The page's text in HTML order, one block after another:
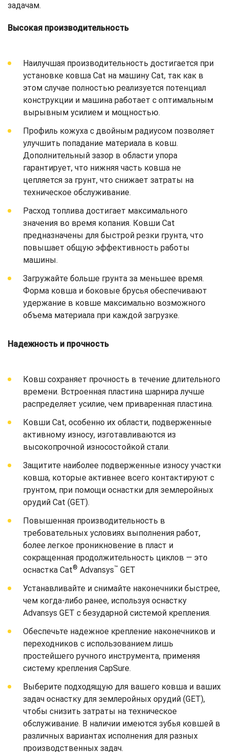
задачам.
Высокая производительность
Наилучшая производительность достигается при
установке ковша Cat на машину Cat, так как в
этом случае полностью реализуется потенциал
конструкции и машина работает с оптимальным
вырывным усилием и мощностью.
Профиль кожуха с двойным радиусом позволяет
улучшить попадание материала в ковш.
Дополнительный зазор в области упора
гарантирует, что нижняя часть ковша не
цепляется за грунт, что снижает затраты на
техническое обслуживание.
Расход топлива достигает максимального
значения во время копания. Ковши Cat
предназначены для быстрой резки грунта, что
повышает общую эффективность работы
машины.
Загружайте больше грунта за меньшее время.
Форма ковша и боковые брусья обеспечивают
удержание в ковше максимально возможного
объема материала при каждой загрузке.
Надежность и прочность
Ковш сохраняет прочность в течение длительного
времени. Встроенная пластина шарнира лучше
распределяет усилие, чем приваренная пластина.
Ковши Cat, особенно их области, подверженные
активному износу, изготавливаются из
высокопрочной износостойкой стали.
Защитите наиболее подверженные износу участки
ковша, которые активнее всего контактируют с
грунтом, при помощи оснастки для землеройных
орудий Cat (GET).
Повышенная производительность в
требовательных условиях выполнения работ,
более легкое проникновение в пласт и
сокращенная продолжительность циклов — это
оснастка Cat® Advansys™ GET
Устанавливайте и снимайте наконечники быстрее,
чем когда-либо ранее, используя оснастку
Advansys GET с безударной системой крепления.
Обеспечьте надежное крепление наконечников и
переходников с использованием лишь
простейшего ручного инструмента, применяя
систему крепления CapSure.
Выберите подходящую для вашего ковша и ваших
задач оснастку для землеройных орудий (GET),
чтобы снизить затраты на техническое
обслуживание. В наличии имеются зубья ковшей в
различных вариантах исполнения для разных
производственных задач.